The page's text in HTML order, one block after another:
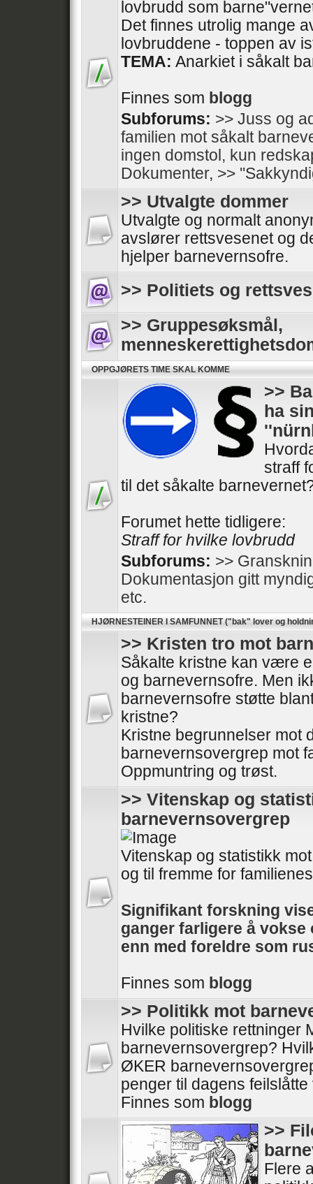
lovbrudd som
Det finnes utrolig mange
lovbruddene - toppen av
TEMA: Anarkiet i såkalt
Finnes som blogg
Subforums: >> Juss og
familien mot såkalt
ingen domstol, kun
Dokumenter, >>
>> Utvalgte dommer
Utvalgte og normalt
avslører rettsvesenet og
hjelper barnevernsofre.
>> Politiets og
>> Gruppesøksmål,
OPPGJØRETS TIME SKAL KOMME
>>
ha
straff
til det såkalte
Forumet hette tidligere:
Straff for hvilke lovbrudd
Subforums: >>
Dokumentasjon gitt
etc.
HJØRNESTEINER I SAMFUNNET ("bak" lover og
>> Kristen tro mot
Såkalte kristne kan være
og barnevernsofre. Men
barnevernsofre støtte
kristne?
Kristne begrunnelser mot
barnevernsovergrep mot
Oppmuntring og trøst.
>> Vitenskap og
barnevernsovergrep
Vitenskap og statistikk
og til fremme for
Signifikant forskning
ganger farligere å vokse
enn med foreldre som
Finnes som blogg
>> Politikk mot
Hvilke politiske rettninger
barnevernsovergrep?
ØKER
penger til dagens
Finnes som blogg
>>
Flere